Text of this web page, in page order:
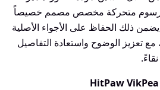
رسوم متحركة مخصص مصمم خصيصاً
يضمن ذلك الحفاظ على الأجواء الأصلية
مع تعزيز الوضوح واستعادة التفاصيل